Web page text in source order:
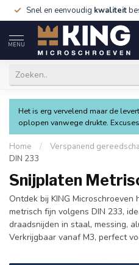
Snel en eenvoudig kwaliteit
MENU
Het is erg vervelend maar de
oplopen vanwege drukte.
Home / Verspanend
DIN 233
Snijplaten
Ontdek bij KING
metrisch fijn volgens DIN 233,
draadsnijden in staal, messing,
Verkrijgbaar vanaf M3, perfect